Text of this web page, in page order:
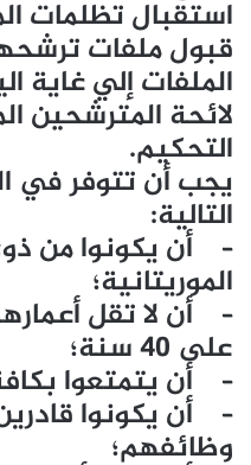
استقبال تظلمات
قبول ملفات
الملفات إلي غاية
لائحة المترشحين
التحكيم.
يجب أن تتوفر في
التالية:
– أن يكونوا من
الموريتانية؛
على 40 سنة؛
– أن يتمتعوا
– أن يكونوا
وظائفهم؛